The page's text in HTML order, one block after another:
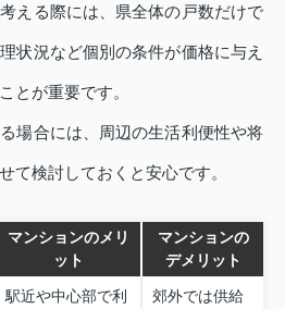
える際には、県全体の戸数だけで
状況など個別の条件が価格に与え
とが重要です。
場合には、周辺の生活利便性や将
て検討しておくと安心です。
マンションのメリ
ット
マンションの
デメリット
駅近や中心部で利
郊外では供給